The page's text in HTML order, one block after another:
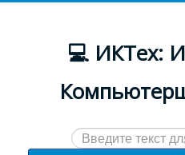
💻 ИКТех:
Искать...